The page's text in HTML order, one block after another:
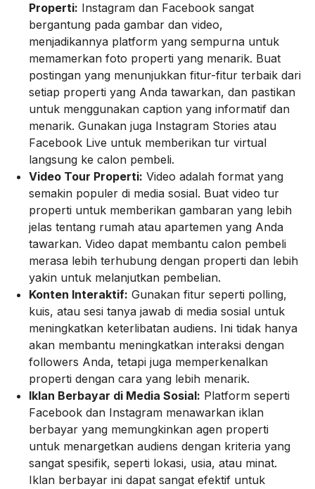
Properti: Instagram dan Facebook sangat
bergantung pada gambar dan video,
menjadikannya platform yang sempurna untuk
memamerkan foto properti yang menarik. Buat
postingan yang menunjukkan fitur-fitur terbaik dari
setiap properti yang Anda tawarkan, dan pastikan
untuk menggunakan caption yang informatif dan
menarik. Gunakan juga Instagram Stories atau
Facebook Live untuk memberikan tur virtual
langsung ke calon pembeli.
Video Tour Properti: Video adalah format yang
semakin populer di media sosial. Buat video tur
properti untuk memberikan gambaran yang lebih
jelas tentang rumah atau apartemen yang Anda
tawarkan. Video dapat membantu calon pembeli
merasa lebih terhubung dengan properti dan lebih
yakin untuk melanjutkan pembelian.
Konten Interaktif: Gunakan fitur seperti polling,
kuis, atau sesi tanya jawab di media sosial untuk
meningkatkan keterlibatan audiens. Ini tidak hanya
akan membantu meningkatkan interaksi dengan
followers Anda, tetapi juga memperkenalkan
properti dengan cara yang lebih menarik.
Iklan Berbayar di Media Sosial: Platform seperti
Facebook dan Instagram menawarkan iklan
berbayar yang memungkinkan agen properti
untuk menargetkan audiens dengan kriteria yang
sangat spesifik, seperti lokasi, usia, atau minat.
Iklan berbayar ini dapat sangat efektif untuk